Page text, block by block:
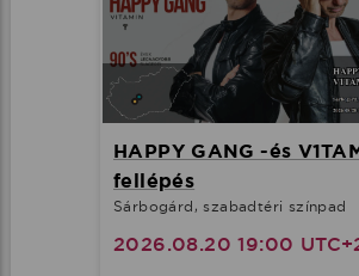
HAPPY GANG -és
fellépés
Sárbogárd, szabadtéri színpad
2026.08.20 19:00